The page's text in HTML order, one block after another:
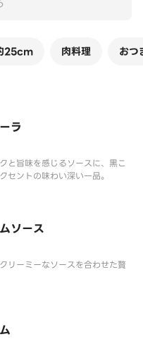
25cm 肉料理 おつ
ラ
と旨味を感じるソースに、黒こ
セントの味わい深い一品。
ソース
リーミーなソースを合わせた贅